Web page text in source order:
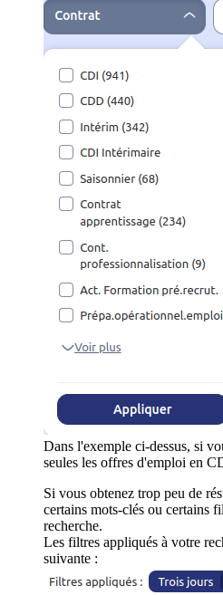
Dans l'exemple ci-dessus, si
seules les offres d'emploi en
Si vous obtenez trop peu de
certains mots-clés ou certains
recherche.
Les filtres appliqués à votre
suivante :